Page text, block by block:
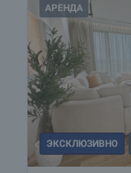
АРЕНДА
ЭКСКЛЮЗИВНО